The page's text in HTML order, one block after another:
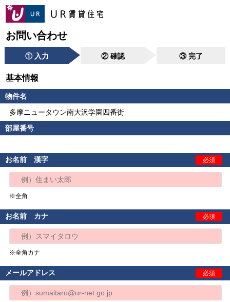
お問い合わせ
① 入力 ② 確認 ③ 完了
基本情報
物件名
多摩ニュータウン南大沢学園四番街
部屋番号
お名前 漢字 必須
※全角
お名前 カナ 必須
※全角カナ
メールアドレス 必須